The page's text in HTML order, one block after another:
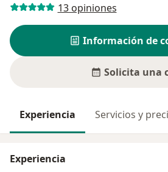
13 opiniones
Información de
Solicita una
Experiencia Servicios y
Experiencia